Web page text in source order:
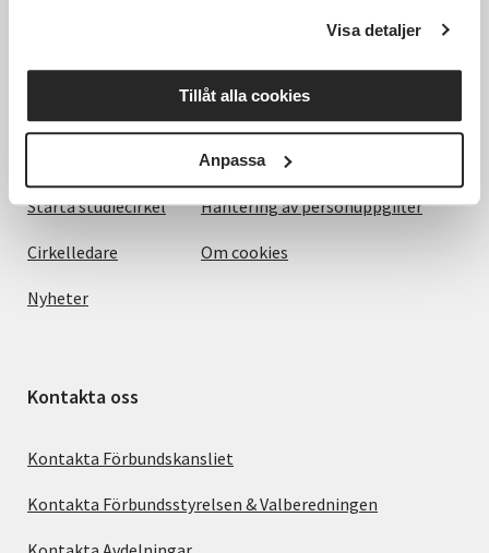
Visa detaljer
Tillåt alla cookies
Anpassa
Det här gör vi
Starta studiecirkel
Cirkelledare
Nyheter
Villkor och information
Anmälningsvillkor
Hantering av personuppgifter
Om cookies
Kontakta oss
Kontakta Förbundskansliet
Kontakta Förbundsstyrelsen & Valberedningen